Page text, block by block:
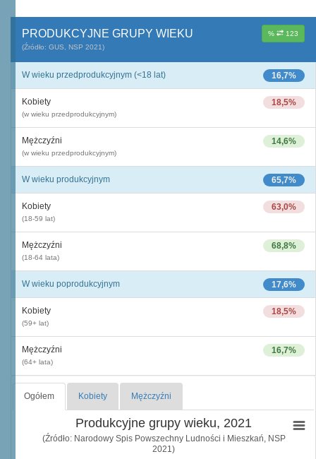
% 123
PRODUKCYJNE GRUPY WIEKU
(Źródło: GUS, NSP 2021)
16,7%
W wieku przedprodukcyjnym (<18 lat)
18,5%
Kobiety
(w wieku przedprodukcyjnym)
14,6%
Mężczyźni
(w wieku przedprodukcyjnym)
65,7%
W wieku produkcyjnym
63,0%
Kobiety
(18-59 lat)
68,8%
Mężczyźni
(18-64 lata)
17,6%
W wieku poprodukcyjnym
18,5%
Kobiety
(59+ lat)
16,7%
Mężczyźni
(64+ lata)
Ogółem Kobiety Mężczyźni
Produkcyjne grupy wieku, 2021
(Źródło: Narodowy Spis Powszechny Ludności i Mieszkań, NSP
2021)